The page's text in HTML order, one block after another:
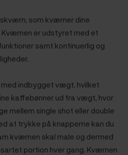
som kværner dine
er udstyret med et
samt kontinuerlig og
indbygget vægt, hvilket
kaffebønner ud fra vægt, hvor
mellem single shot eller double
at trykke på knapperne kan du
kværnen skal male og dermed
portion hver gang. Kværnen